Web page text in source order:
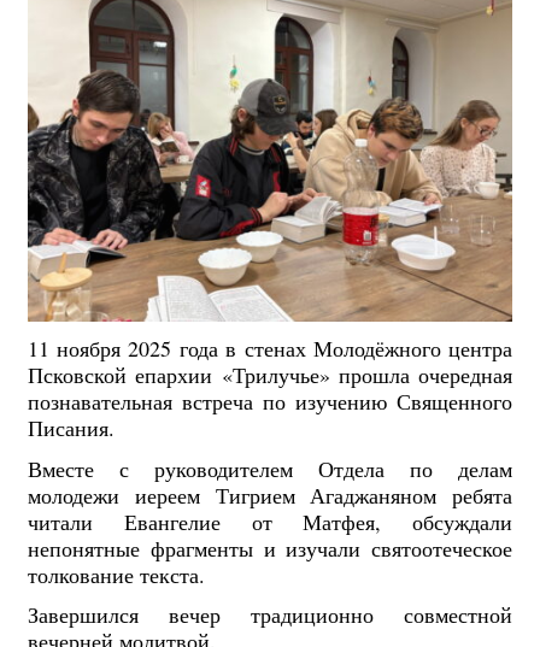
11 ноября 2025 года в стенах Молодёжного центра
Псковской епархии «Трилучье» прошла очередная
познавательная встреча по изучению Священного
Писания.
Вместе с руководителем Отдела по делам
молодежи иереем Тигрием Агаджаняном ребята
читали Евангелие от Матфея, обсуждали
непонятные фрагменты и изучали святоотеческое
толкование текста.
Завершился вечер традиционно совместной